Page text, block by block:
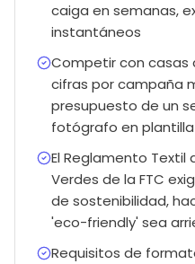
caiga en semanas,
instantáneos
Competir con casas
cifras por campaña
presupuesto de un
fotógrafo en plantilla
El Reglamento Textil
Verdes de la FTC
de sostenibilidad,
'eco-friendly' sea
Requisitos de